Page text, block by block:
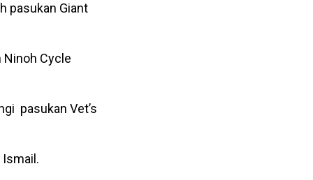
pasukan Giant
Ninoh Cycle
pasukan Vet’s
Ismail.